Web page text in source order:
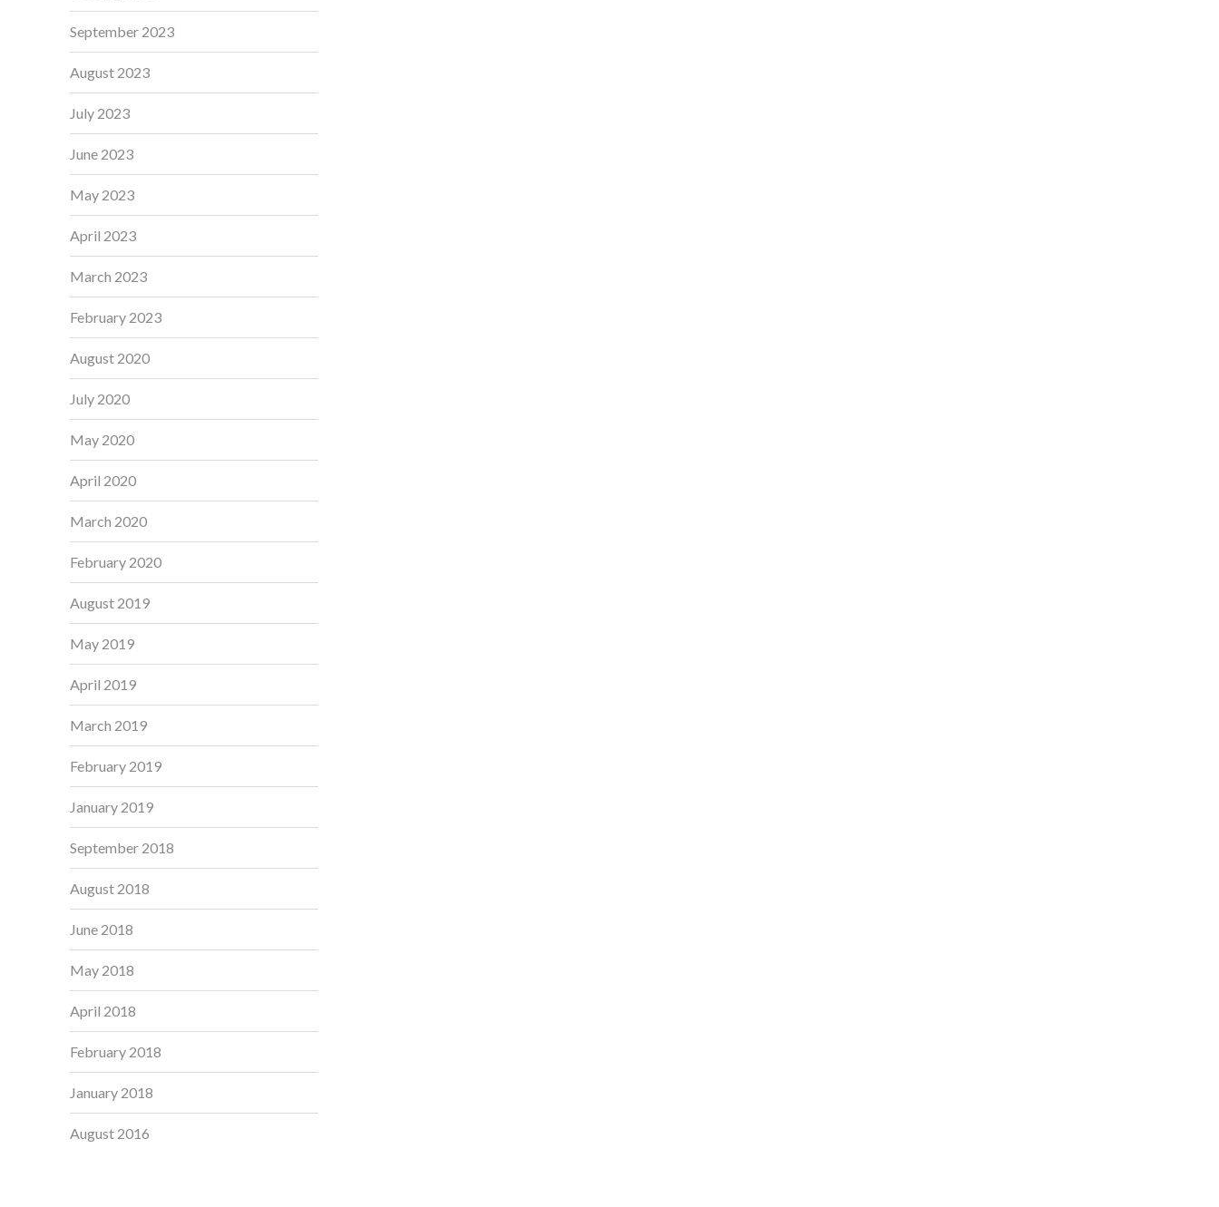
September 2023
August 2023
July 2023
June 2023
May 2023
April 2023
March 2023
February 2023
August 2020
July 2020
May 2020
April 2020
March 2020
February 2020
August 2019
May 2019
April 2019
March 2019
February 2019
January 2019
September 2018
August 2018
June 2018
May 2018
April 2018
February 2018
January 2018
August 2016